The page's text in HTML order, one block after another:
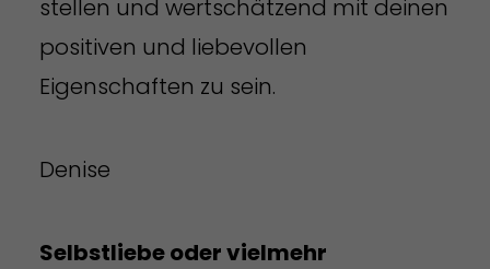
stellen und wertschätzend mit deinen
positiven und liebevollen
Eigenschaften zu sein.
Denise
Selbstliebe oder vielmehr